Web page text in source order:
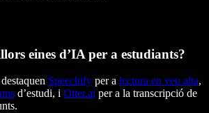
eines d’IA per a estudiants?
Speechify per a lectura en veu alta,
d’estudi, i Otter.ai per a la transcripció de